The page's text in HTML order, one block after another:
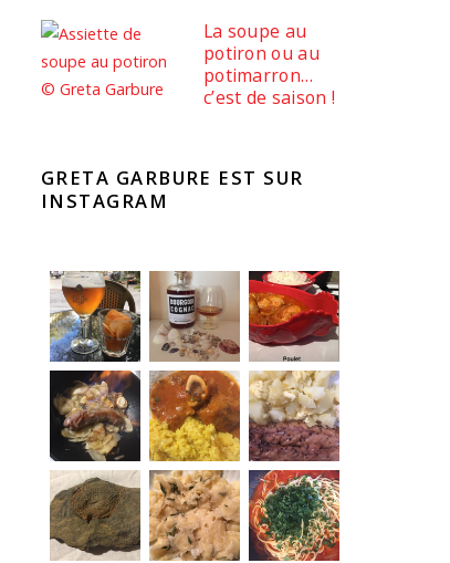
La soupe au
potiron ou au
potimarron…
c’est de saison !
GRETA GARBURE EST SUR
INSTAGRAM